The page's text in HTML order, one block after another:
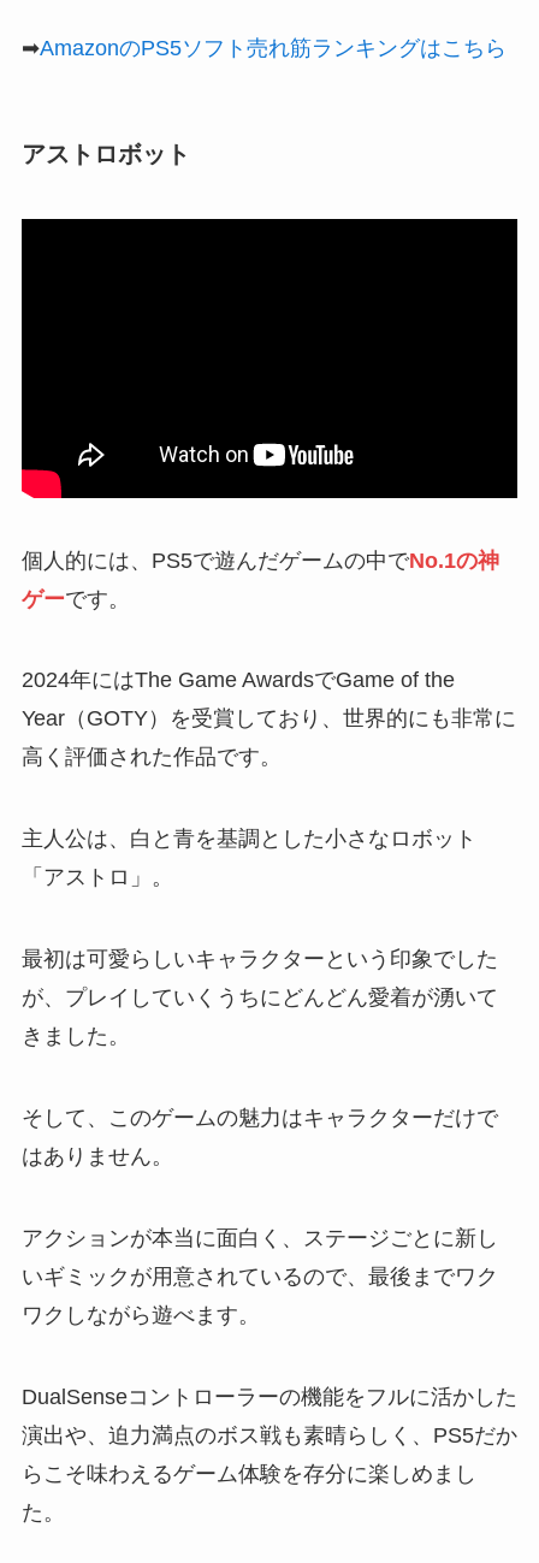
➡AmazonのPS5ソフト売れ筋ランキングはこちら
アストロボット
個人的には、PS5で遊んだゲームの中でNo.1の神
ゲーです。
2024年にはThe Game AwardsでGame of the
Year（GOTY）を受賞しており、世界的にも非常に
高く評価された作品です。
主人公は、白と青を基調とした小さなロボット
「アストロ」。
最初は可愛らしいキャラクターという印象でした
が、プレイしていくうちにどんどん愛着が湧いて
きました。
そして、このゲームの魅力はキャラクターだけで
はありません。
アクションが本当に面白く、ステージごとに新し
いギミックが用意されているので、最後までワク
ワクしながら遊べます。
DualSenseコントローラーの機能をフルに活かした
演出や、迫力満点のボス戦も素晴らしく、PS5だか
らこそ味わえるゲーム体験を存分に楽しめまし
た。